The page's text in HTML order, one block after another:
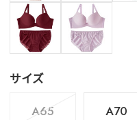
サイズ
A65
A70